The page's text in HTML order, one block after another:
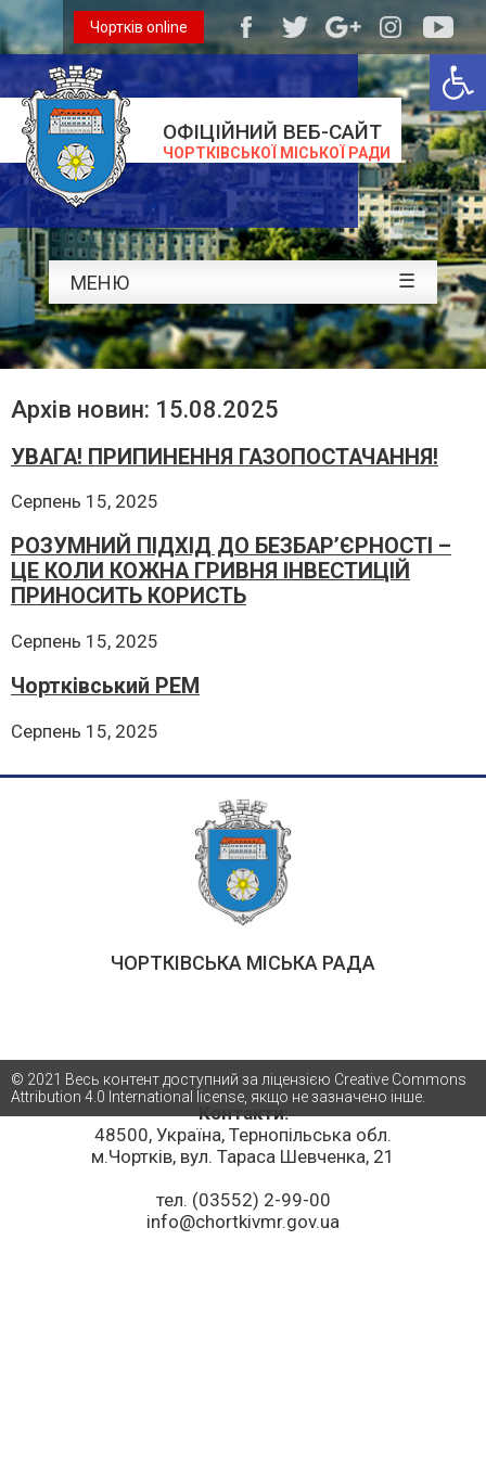
ОФІЦІЙНИЙ ВЕБ-САЙТ
ЧОРТКІВСЬКОЇ МІСЬКОЇ РАДИ
Чортків online
МЕНЮ ☰
Архів новин: 15.08.2025
УВАГА! ПРИПИНЕННЯ ГАЗОПОСТАЧАННЯ!
Серпень 15, 2025
РОЗУМНИЙ ПІДХІД ДО БЕЗБАР’ЄРНОСТІ –
ЦЕ КОЛИ КОЖНА ГРИВНЯ ІНВЕСТИЦІЙ
ПРИНОСИТЬ КОРИСТЬ
Серпень 15, 2025
Чортківський РЕМ
Серпень 15, 2025
ЧОРТКІВСЬКА МІСЬКА РАДА
Контакти:
48500, Україна, Тернопільська обл.
м.Чортків, вул. Тараса Шевченка, 21
тел. (03552) 2-99-00
info@chortkivmr.gov.ua
© 2021 Весь контент доступний за ліцензією Creative Commons
Attribution 4.0 International license, якщо не зазначено інше.